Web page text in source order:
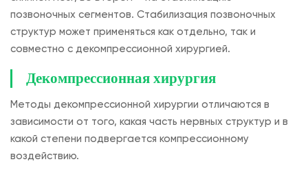
позвоночных сегментов. Стабилизация позвоночных
структур может применяться как отдельно, так и
совместно с декомпрессионной хирургией.
Декомпрессионная хирургия
Методы декомпрессионной хирургии отличаются в
зависимости от того, какая часть нервных структур и в
какой степени подвергается компрессионному
воздействию.